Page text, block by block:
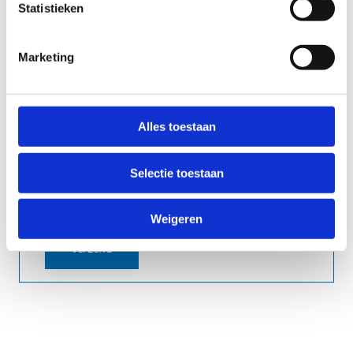
Statistieken
Marketing
Alles toestaan
Selectie toestaan
Weigeren
om mijn gegevens te verwerken.
Anti-Robot Verification
Click to start verification